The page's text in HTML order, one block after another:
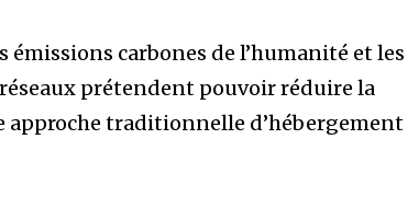
carbones de l’humanité et les
prétendent pouvoir réduire la
traditionnelle d’hébergement